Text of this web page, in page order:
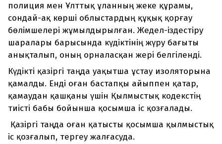
полиция мен Ұлттық ұланның жеке құрамы,
сондай-ақ көрші облыстардың құқық қорғау
бөлімшелері жұмылдырылған. Жедел-іздестіру
шаралары барысында күдіктінің жүру бағыты
анықталып, оның орналасқан жері белгіленді.
Күдікті қазіргі таңда уақытша ұстау изоляторына
қамалды. Енді оған бастапқы айыппен қатар,
қамаудан қашқаны үшін Қылмыстық кодекстің
тиісті бабы бойынша қосымша іс қозғалады.
Қазіргі таңда оған қатысты қосымша қылмыстық
іс қозғалып, тергеу жалғасуда.